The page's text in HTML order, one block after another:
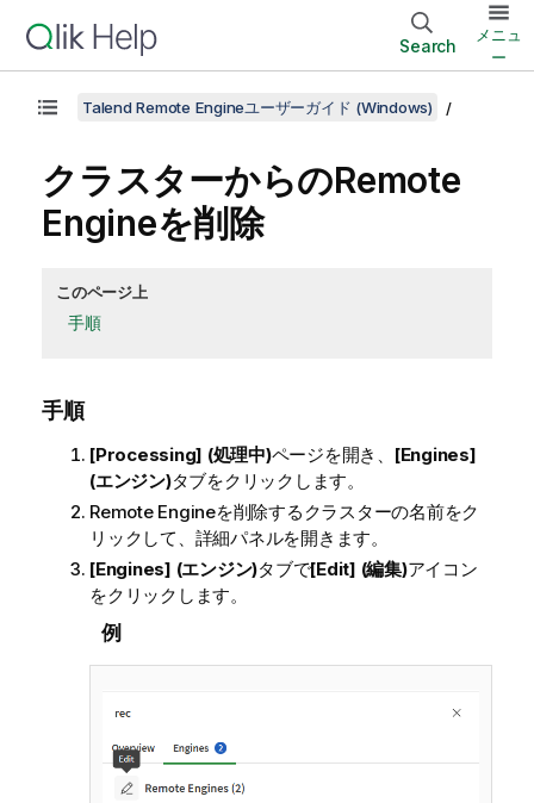
Search
メニュ
ー
Talend Remote Engineユーザーガイド (Windows)
クラスターからのRemote
Engineを削除
このページ上
手順
手順
[Processing] (処理中)ページを開き、 [Engines]
(エンジン)タブをクリックします。
Remote Engineを削除するクラスターの名前をク
リックして、詳細パネルを開きます。
[Engines] (エンジン)タブで[Edit] (編集)アイコン
をクリックします。
例